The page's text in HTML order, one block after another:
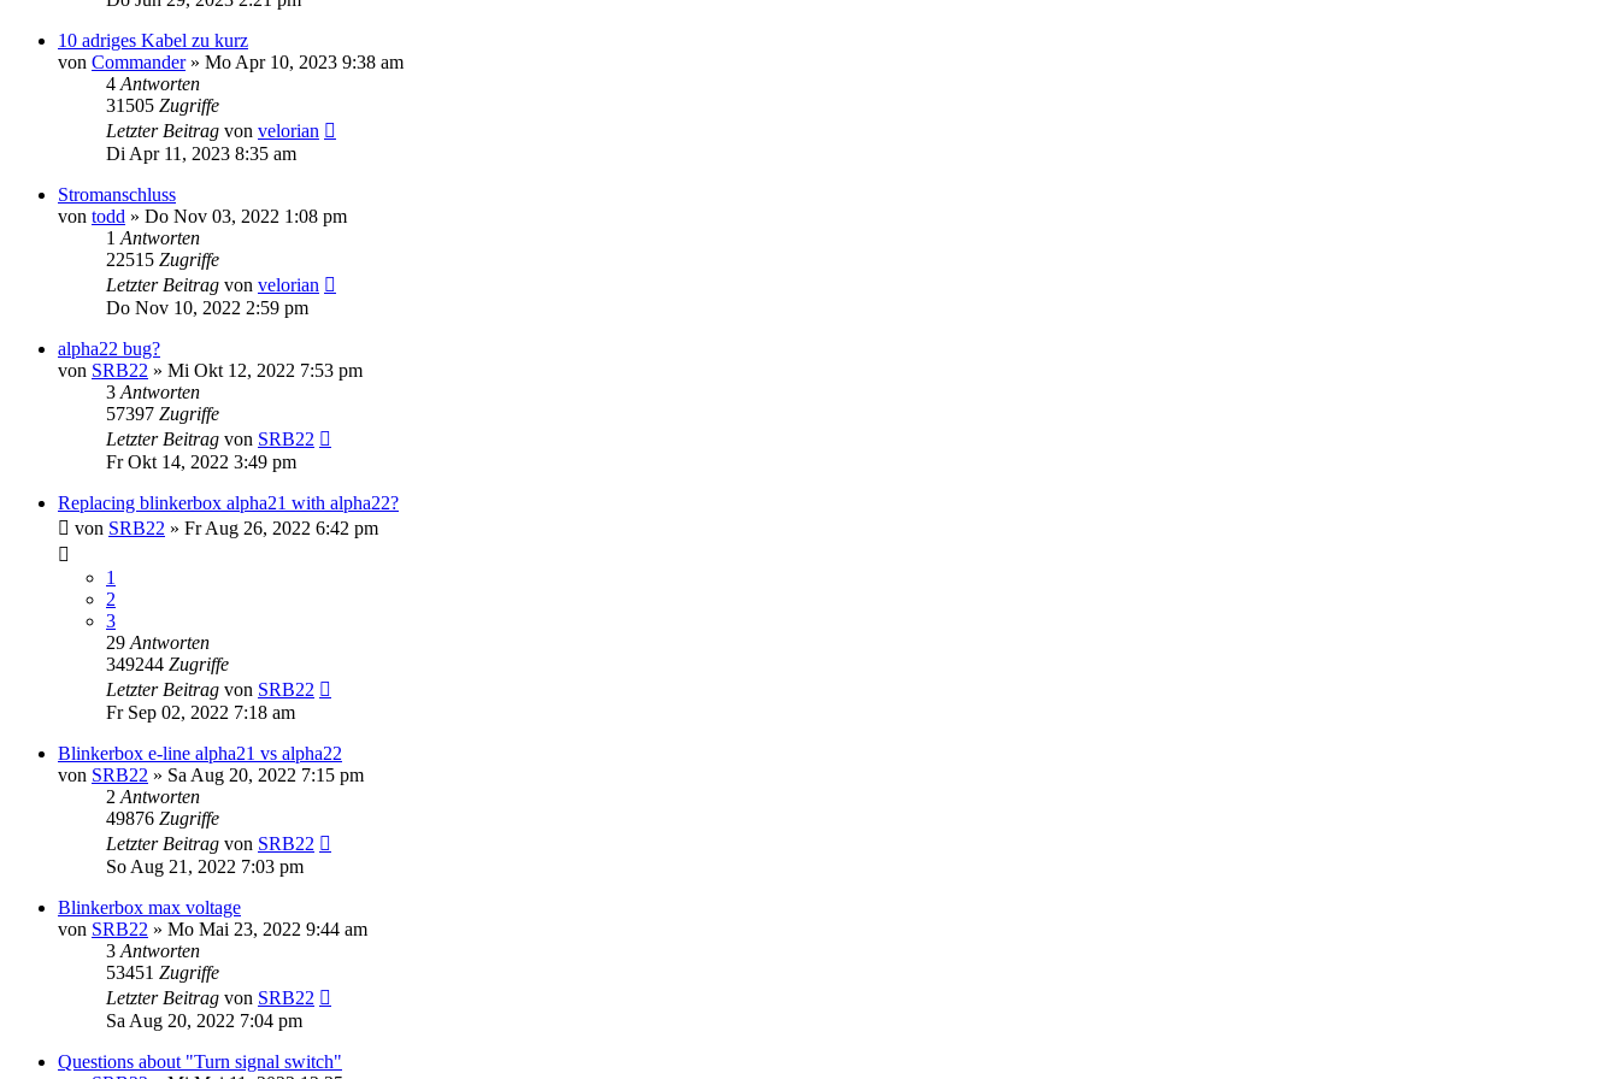
10 adriges Kabel zu kurz
von Commander» Mo Apr 10, 2023 9:38 am
4Antworten
31505 Zugriffe
Letzter Beitrag von velorian
Di Apr 11, 2023 8:35 am
Stromanschluss
von todd » Do Nov 03, 2022 1:08 pm
1Antworten
22515 Zugriffe
Letzter Beitrag von velorian
Do Nov 10, 2022 2:59 pm
alpha22 bug?
von SRB22 » Mi Okt 12, 2022 7:53 pm
3Antworten
57397 Zugriffe
Letzter Beitrag von SRB22
Fr Okt 14, 2022 3:49 pm
Replacing blinkerbox alpha21 with alpha22?
von SRB22 » Fr Aug 26, 2022 6:42 pm
1
2
3
29Antworten
349244 Zugriffe
Letzter Beitrag von SRB22
Fr Sep 02, 2022 7:18 am
Blinkerbox e-line alpha21 vs alpha22
von SRB22 » Sa Aug 20, 2022 7:15 pm
2Antworten
49876 Zugriffe
Letzter Beitrag von SRB22
So Aug 21, 2022 7:03 pm
Blinkerbox max voltage
von SRB22 » Mo Mai 23, 2022 9:44 am
3Antworten
53451 Zugriffe
Letzter Beitrag von SRB22
Sa Aug 20, 2022 7:04 pm
Questions about "Turn signal switch"